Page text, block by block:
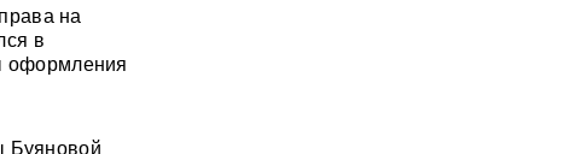
на
в
оформления
Буяновой